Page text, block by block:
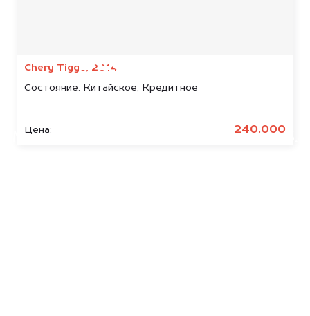
Chery Tiggo, 2014
Состояние: Китайское, Кредитное
Цена: 240.000
БЕСПЛАТНО
Узнайте стоимость арестованных
Мы купим ваше авто на 20.000 руб.